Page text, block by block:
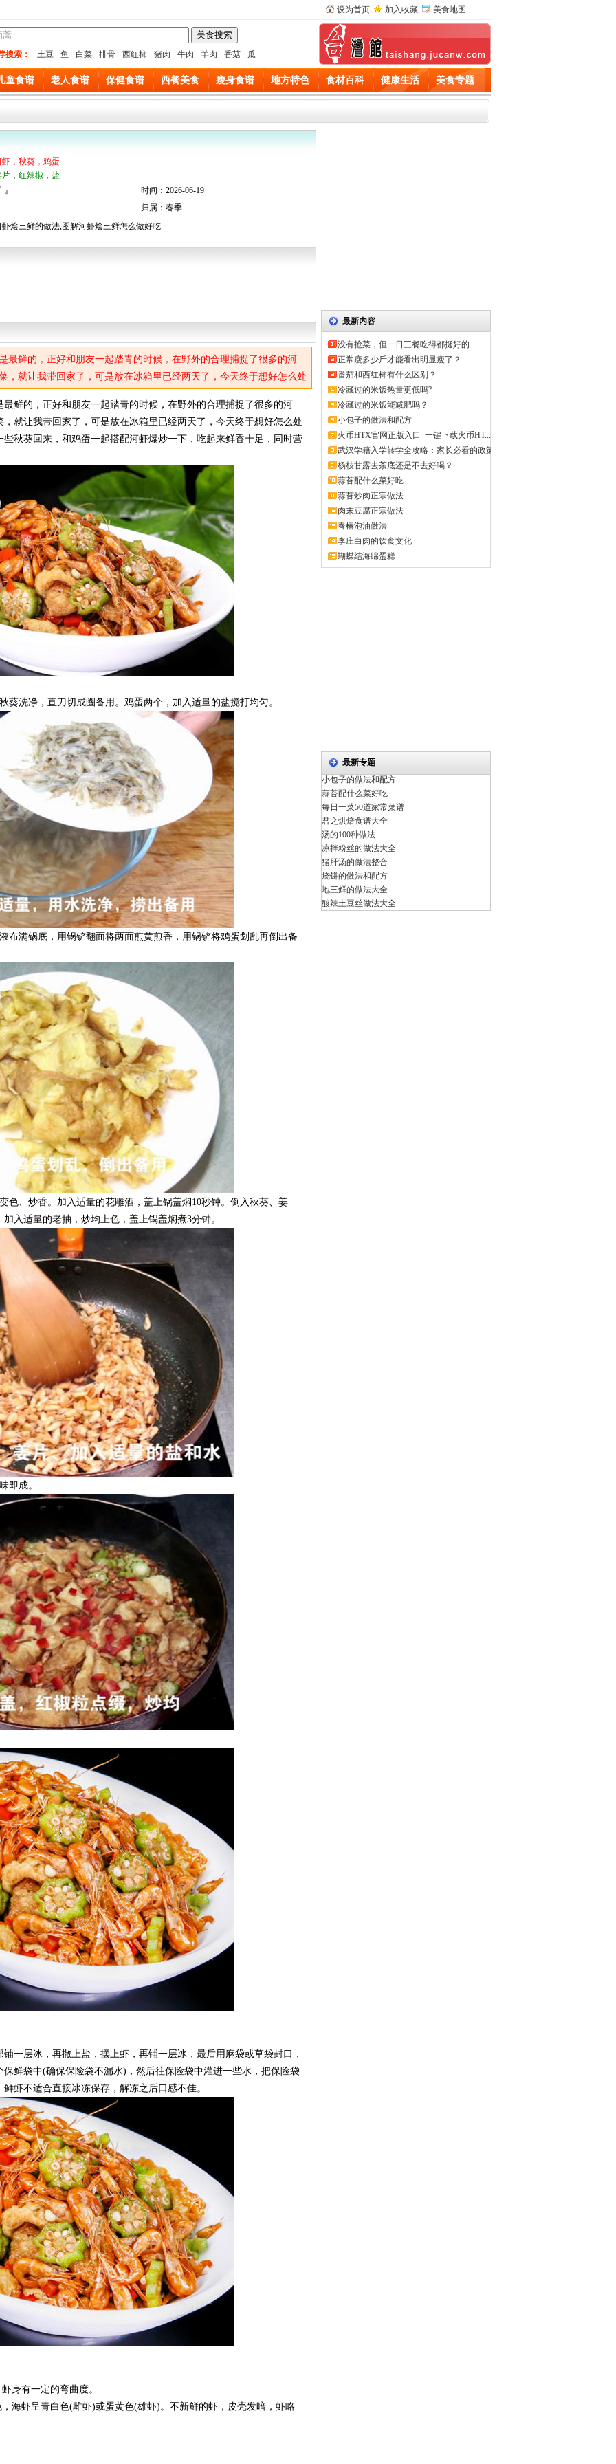
设为首页 加入收藏 美食地图
搜索： 土豆 鱼 白菜 排骨 西红柿 猪肉 牛肉 羊肉 香菇 瓜
童食谱 老人食谱 保健食谱 西餐美食 瘦身食谱 地方特色 食材百科 健康生活 美食专题
虾，秋葵，鸡蛋
片，红辣椒，盐
时间：2026-06-19
归属：春季
烩三鲜的做法,图解河虾烩三鲜怎么做好吃
最鲜的，正好和朋友一起踏青的时候，在野外的合理捕捉了很多的河
，就让我带回家了，可是放在冰箱里已经两天了，今天终于想好怎么处
鲜的，正好和朋友一起踏青的时候，在野外的合理捕捉了很多的河
就让我带回家了，可是放在冰箱里已经两天了，今天终于想好怎么处
秋葵回来，和鸡蛋一起搭配河虾爆炒一下，吃起来鲜香十足，同时营
葵洗净，直刀切成圈备用。鸡蛋两个，加入适量的盐搅打均匀。
布满锅底，用锅铲翻面将两面煎黄煎香，用锅铲将鸡蛋划乱再倒出备
色、炒香。加入适量的花雕酒，盖上锅盖焖10秒钟。倒入秋葵、姜
入适量的老抽，炒均上色，盖上锅盖焖煮3分钟。
即成。
一层冰，再撒上盐，摆上虾，再铺一层冰，最后用麻袋或草袋封口，
鲜袋中(确保保险袋不漏水)，然后往保险袋中灌进一些水，把保险袋
虾不适合直接冰冻保存，解冻之后口感不佳。
身有一定的弯曲度。
海虾呈青白色(雌虾)或蛋黄色(雄虾)。不新鲜的虾，皮壳发暗，虾略
最新内容
没有抢菜，但一日三餐吃得都挺好的
正常瘦多少斤才能看出明显瘦了？
番茄和西红柿有什么区别？
冷藏过的米饭热量更低吗?
冷藏过的米饭能减肥吗？
小包子的做法和配方
火币HTX官网正版入口_一键下载火币HT...
武汉学籍入学转学全攻略：家长必看的政策
解...
杨枝甘露去茶底还是不去好喝？
蒜苔配什么菜好吃
蒜苔炒肉正宗做法
肉末豆腐正宗做法
春椿泡油做法
李庄白肉的饮食文化
蝴蝶结海绵蛋糕
最新专题
小包子的做法和配方
蒜苔配什么菜好吃
每日一菜50道家常菜谱
君之烘焙食谱大全
汤的100种做法
凉拌粉丝的做法大全
猪肝汤的做法整合
烧饼的做法和配方
地三鲜的做法大全
酸辣土豆丝做法大全